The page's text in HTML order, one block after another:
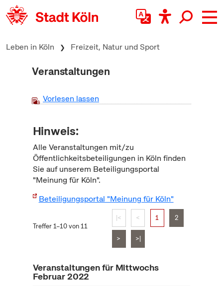
zum Inhalt springen
Leben in Köln Freizeit, Natur und Sport
Veranstaltungen
Vorlesen lassen
Hinweis:
Alle Veranstaltungen mit/zu
Öffentlichkeitsbeteiligungen in Köln finden
Sie auf unserem Beteiligungsportal
"Meinung für Köln".
Beteiligungsportal "Meinung für Köln"
Treffer 1–10 von 11
|< < 1 2
> >|
Veranstaltungen für Mittwochs
Februar 2022